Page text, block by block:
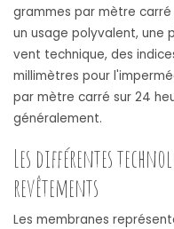
grammes par mètre carré
un usage polyvalent, une
vent technique, des
millimètres pour
par mètre carré sur 24
généralement.
Les différentes
revêtements
Les membranes